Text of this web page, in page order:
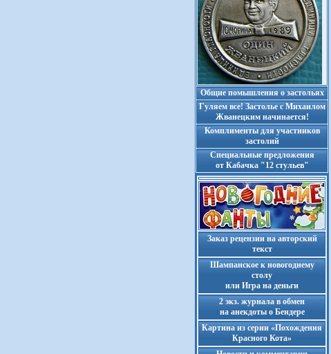
Общие помышления о застольях
Гуляем все! Застолье с Михаилом
Жванецким начинается!
Комплименты для участников
застолий
Cпециальные предложения
от Кабачка "12 стульев"
Заказ рецензии на авторский
текст
Шампанское к новогоднему
столу
или Игра на деньги
2 экз. журнала в обмен
на анекдоты о Бендере
Картина из серии «Похождения
Красного Кота»